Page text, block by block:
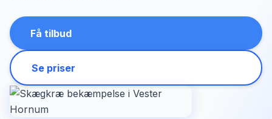
Få tilbud
Se priser